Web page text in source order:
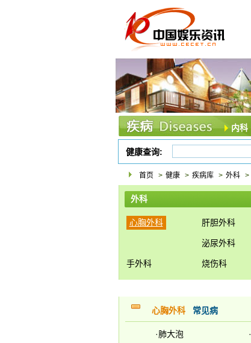
内科
健康查询:
首页 > 健康 > 疾病库 > 外科 >
外科
心胸外科 肝胆外科
泌尿外科
手外科 烧伤科
心胸外科 常见病
·肺大泡 ·